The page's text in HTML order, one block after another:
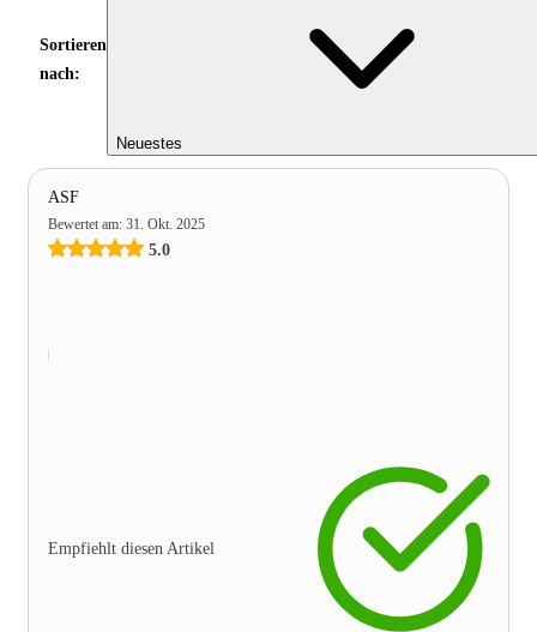
Sortieren
nach:
Neuestes
ASF
Bewertet am: 31. Okt. 2025
5.0
Empfiehlt diesen Artikel